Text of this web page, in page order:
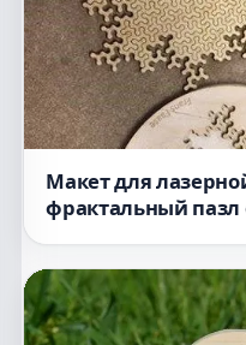
Макет для
фрактальный пазл